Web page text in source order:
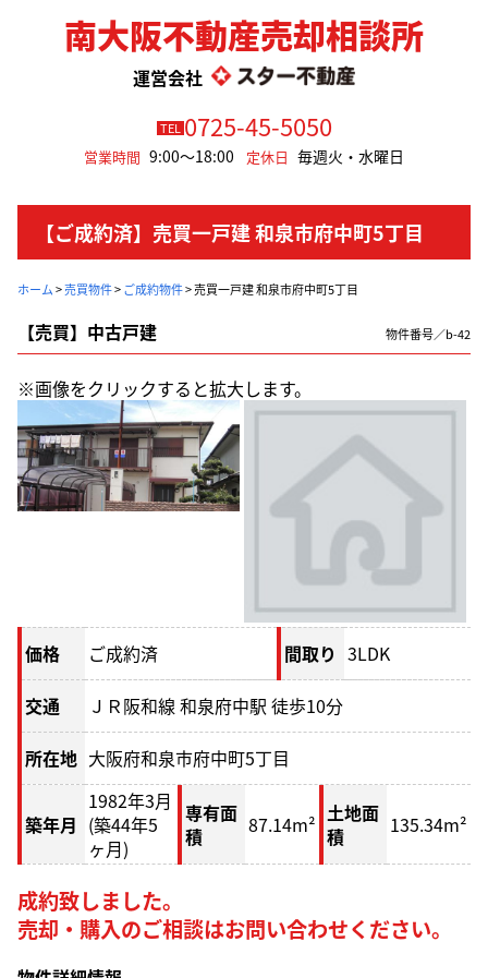
南大阪不動産売却相談所
運営会社
TEL0725-45-5050
営業時間 9:00～18:00 定休日 毎週火・水曜日
【ご成約済】売買一戸建 和泉市府中町5丁目
ホーム>売買物件>ご成約物件>売買一戸建 和泉市府中町5丁目
【売買】中古戸建 物件番号／b-42
※画像をクリックすると拡大します。
価格 ご成約済 間取り 3LDK
交通
ＪＲ阪和線 和泉府中駅 徒歩10分
所在地 大阪府和泉市府中町5丁目
築年月
1982年3月
(築44年5
ヶ月)
専有面
積
87.14m² 土地面
積
135.34m²
成約致しました。
売却・購入のご相談はお問い合わせください。